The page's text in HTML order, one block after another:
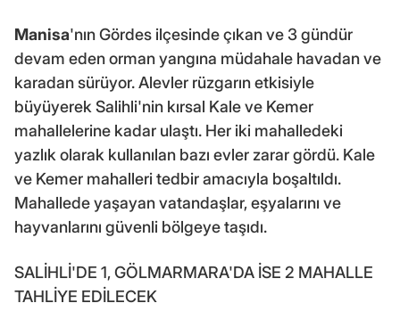
Manisa'nın Gördes ilçesinde çıkan ve 3 gündür
devam eden orman yangına müdahale havadan ve
karadan sürüyor. Alevler rüzgarın etkisiyle
büyüyerek Salihli'nin kırsal Kale ve Kemer
mahallelerine kadar ulaştı. Her iki mahalledeki
yazlık olarak kullanılan bazı evler zarar gördü. Kale
ve Kemer mahalleri tedbir amacıyla boşaltıldı.
Mahallede yaşayan vatandaşlar, eşyalarını ve
hayvanlarını güvenli bölgeye taşıdı.
SALİHLİ'DE 1, GÖLMARMARA'DA İSE 2 MAHALLE
TAHLİYE EDİLECEK